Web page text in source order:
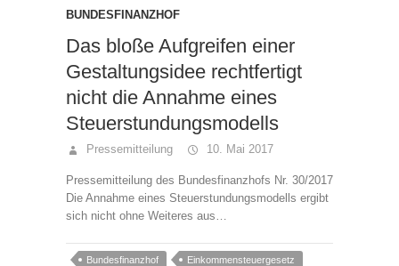
BUNDESFINANZHOF
Das bloße Aufgreifen einer
Gestaltungsidee rechtfertigt
nicht die Annahme eines
Steuerstundungsmodells
Pressemitteilung 10. Mai 2017
Pressemitteilung des Bundesfinanzhofs Nr. 30/2017
Die Annahme eines Steuerstundungsmodells ergibt
sich nicht ohne Weiteres aus…
Bundesfinanzhof Einkommensteuergesetz